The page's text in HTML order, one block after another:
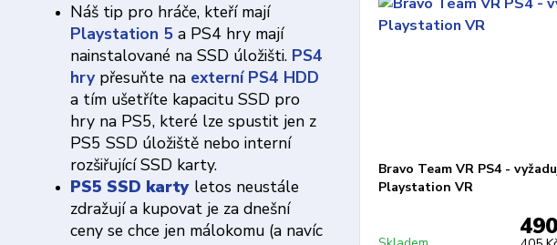
Náš tip pro hráče, kteří mají
Playstation 5 a PS4 hry mají
nainstalované na SSD úložišti. PS4
hrypřesuňte na externí PS4 HDD
a tím ušetříte kapacitu SSD pro
hry na PS5, které lze spustit jen z
PS5 SSD úložiště nebo interní
rozšiřující SSD karty.
PS5 SSD karty letos neustále
zdražují a kupovat je za dnešní
ceny se chce jen málokomu (a navíc
Bravo Team VR PS4 -
Playstation VR